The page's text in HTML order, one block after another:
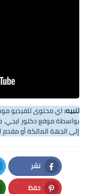
تنبيه:اي محتوى للفيديو
بواسطة موقع دكتور ايجي.
إلى الجهة المالكة أو
نشر
Facebook
حفظ